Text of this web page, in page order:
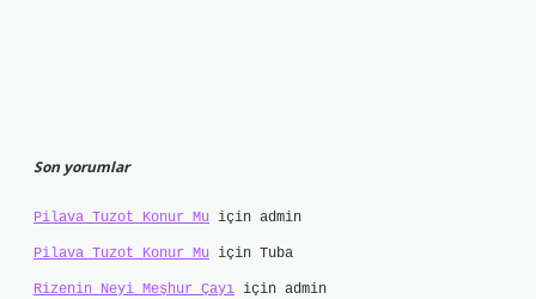
Son yorumlar
Pilava Tuzot Konur Mu için admin
Pilava Tuzot Konur Mu için Tuba
Rizenin Neyi Meşhur Çayı için admin